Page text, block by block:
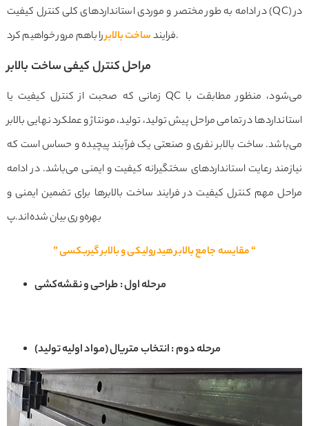
در ادامه به طور مختصر و موردی استانداردهای کلی کنترل کیفیت (QC) در
فرایندساخت بالابر را باهم مرور خواهیم کرد.
مراحل کنترل کیفی ساخت بالابر
زمانی که صحبت از کنترل کیفیت یا QC می‌شود، منظور مطابقت با
استانداردها در تمامی مراحل پیش تولید، تولید، مونتاژ و عملکرد نهایی بالابر
می‌باشد. ساخت بالابر نفری و صنعتی یک فرآیند پیچیده و حساس است که
نیازمند رعایت استانداردهای سختگیرانه کیفیت و ایمنی می‌باشد. در ادامه
مراحل مهم کنترل کیفیت در فرایند ساخت بالابرها برای تضمین ایمنی و
بهره‌وری بیان شده‌اند.پ
” مقایسه جامع بالابر هیدرولیکی و بالابر گیربکسی “
مرحله اول : طراحی و نقشه‌کشی
مرحله دوم : انتخاب متریال (مواد اولیه تولید)